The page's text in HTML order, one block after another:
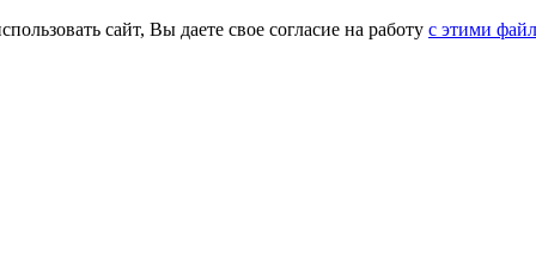
сайт, Вы даете свое согласие на работу с этими